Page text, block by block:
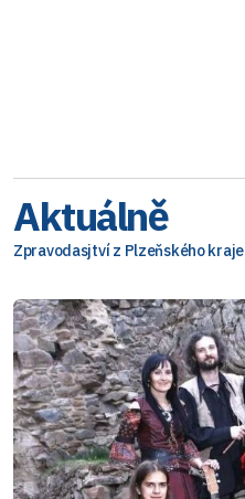
Aktuálně
Zpravodasjtví z Plzeňského kraje